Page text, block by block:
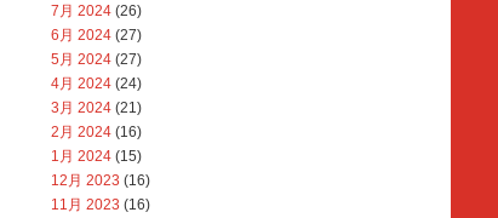
7月 2024 (26)
6月 2024 (27)
5月 2024 (27)
4月 2024 (24)
3月 2024 (21)
2月 2024 (16)
1月 2024 (15)
12月 2023 (16)
11月 2023 (16)